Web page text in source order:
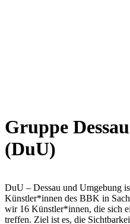
Gruppe
(DuU)
DuU – Dessau und Umgebung
Künstler*innen des BBK in
wir 16 Künstler*innen, die sich
treffen. Ziel ist es, die